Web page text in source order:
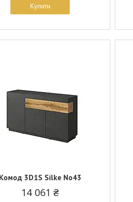
Купити
3D1S Silke No43
14 061 ₴